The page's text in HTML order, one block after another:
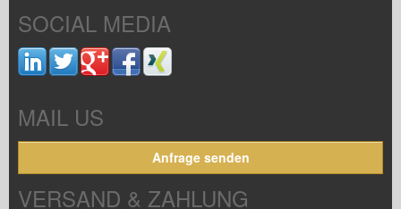
SOCIAL MEDIA
MAIL US
Anfrage senden
VERSAND & ZAHLUNG